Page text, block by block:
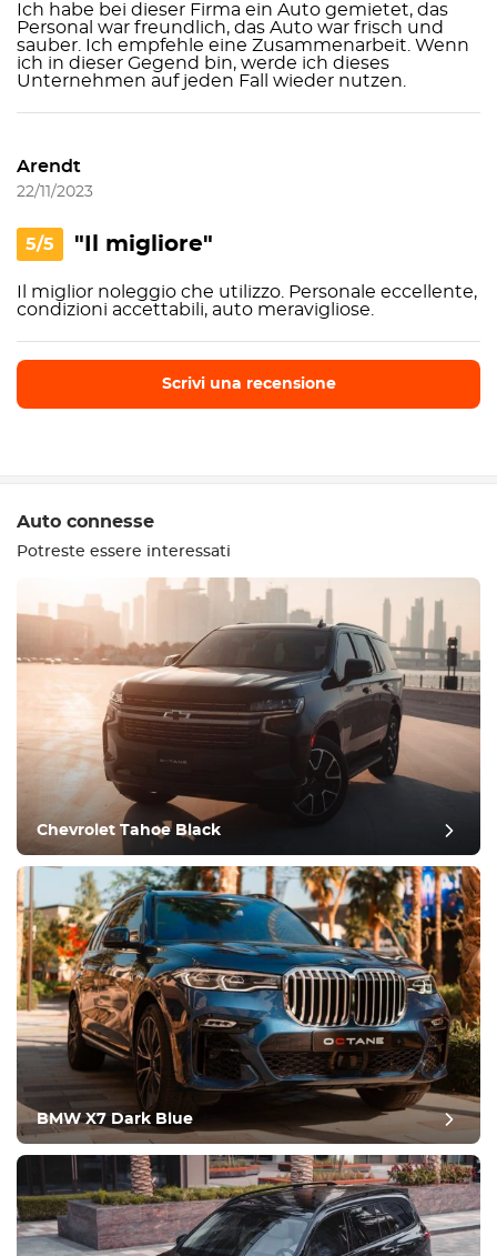
Ich habe bei dieser Firma ein Auto gemietet, das
Personal war freundlich, das Auto war frisch und
sauber. Ich empfehle eine Zusammenarbeit. Wenn
ich in dieser Gegend bin, werde ich dieses
Unternehmen auf jeden Fall wieder nutzen.
Arendt
22/11/2023
5/5 "Il migliore"
Il miglior noleggio che utilizzo. Personale eccellente,
condizioni accettabili, auto meravigliose.
Scrivi una recensione
Attrezzatura
Confortevole
Controllo del clima
Condizione
recensione del post
Auto connesse
Potreste essere interessati
Chevrolet Tahoe Black
BMW X7 Dark Blue